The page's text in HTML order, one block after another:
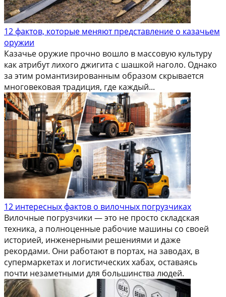
12 фактов, которые меняют представление о казачьем
оружии
Казачье оружие прочно вошло в массовую культуру
как атрибут лихого джигита с шашкой наголо. Однако
за этим романтизированным образом скрывается
многовековая традиция, где каждый...
12 интересных фактов о вилочных погрузчиках
Вилочные погрузчики — это не просто складская
техника, а полноценные рабочие машины со своей
историей, инженерными решениями и даже
рекордами. Они работают в портах, на заводах, в
супермаркетах и логистических хабах, оставаясь
почти незаметными для большинства людей.